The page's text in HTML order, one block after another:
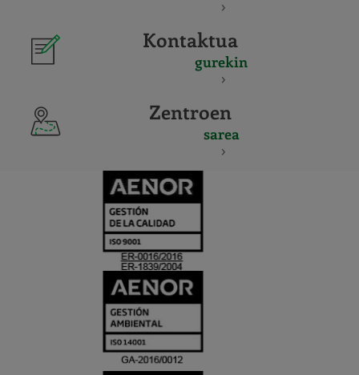
Kontaktua
gurekin
Zentroen
sarea